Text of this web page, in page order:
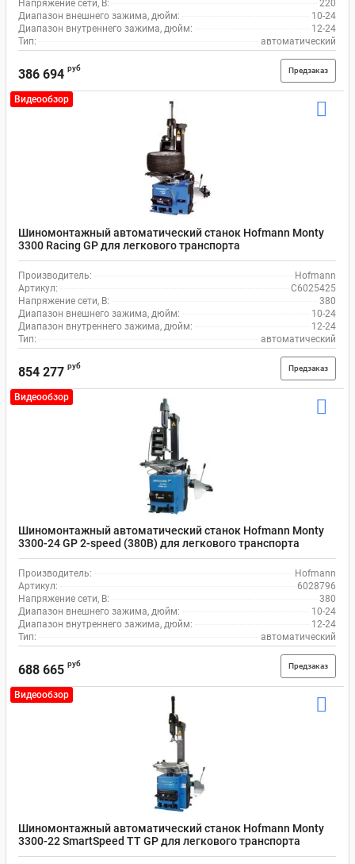
Напряжение сети, В:
220
Диапазон внешнего зажима, дюйм:
10-24
Диапазон внутреннего зажима, дюйм:
12-24
Тип:
автоматический
386 694 руб Предзаказ
Видеообзор
Шиномонтажный автоматический станок Hofmann Monty
3300 Racing GP для легкового транспорта
Производитель:
Hofmann
Артикул:
C6025425
Напряжение сети, В:
380
Диапазон внешнего зажима, дюйм:
10-24
Диапазон внутреннего зажима, дюйм:
12-24
Тип:
автоматический
854 277 руб Предзаказ
Видеообзор
Шиномонтажный автоматический станок Hofmann Monty
3300-24 GP 2-speed (380В) для легкового транспорта
Производитель:
Hofmann
Артикул:
6028796
Напряжение сети, В:
380
Диапазон внешнего зажима, дюйм:
10-24
Диапазон внутреннего зажима, дюйм:
12-24
Тип:
автоматический
688 665 руб Предзаказ
Видеообзор
Шиномонтажный автоматический станок Hofmann Monty
3300-22 SmartSpeed TT GP для легкового транспорта